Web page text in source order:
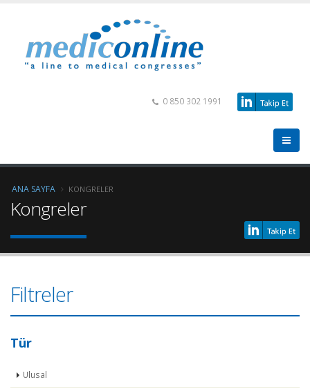
0 850 302 1991
ANA SAYFA KONGRELER
Kongreler
Filtreler
Tür
Ulusal